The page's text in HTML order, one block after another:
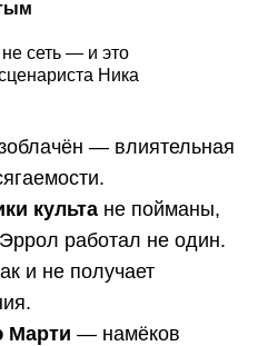
сеть — и это
Ника
— влиятельная
культа не пойманы,
работал не один.
и не получает
Марти — намёков